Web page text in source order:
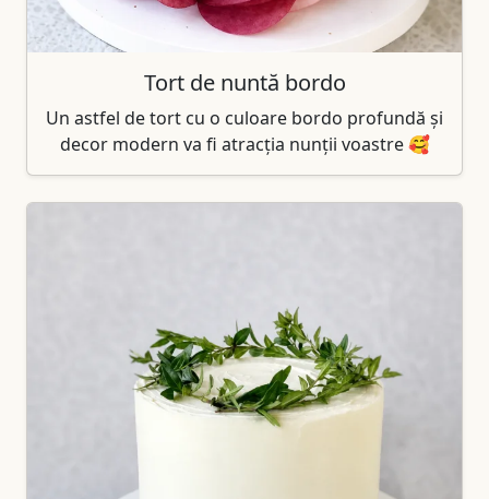
Tort de nuntă bordo
Un astfel de tort cu o culoare bordo profundă și
decor modern va fi atracția nunții voastre 🥰